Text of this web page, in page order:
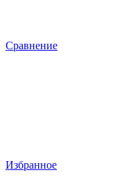
Сравнение
Избранное